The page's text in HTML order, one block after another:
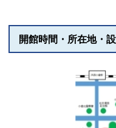
開館時間・所在地・